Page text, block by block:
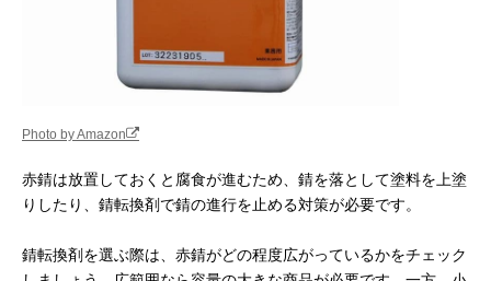
けたらそのまま塗
れる
LOCTITE(ロック
タイト) エクステ
赤錆の進行をスト
ップ
チェンジャースプ
レー MH1150
したスプレータイ
プ
ENDOX 錆転換剤
短時間で防錆皮膜
400ml
Photo by Amazon
赤錆は放置しておくと腐食が進むため、錆を落として塗料を上塗
りしたり、錆転換剤で錆の進行を止める対策が必要です。
錆転換剤を選ぶ際は、赤錆がどの程度広がっているかをチェック